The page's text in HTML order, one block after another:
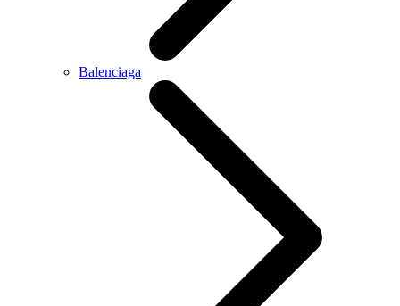
Balenciaga